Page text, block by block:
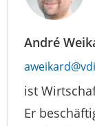
André
ist
Er